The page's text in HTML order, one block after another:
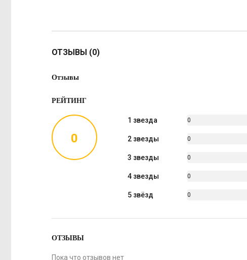
ОТЗЫВЫ (0)
Отзывы
РЕЙТИНГ
0
1 звезда
0
2 звезды
0
3 звезды
0
4 звезды
0
5 звёзд
0
ОТЗЫВЫ
Пока что отзывов нет